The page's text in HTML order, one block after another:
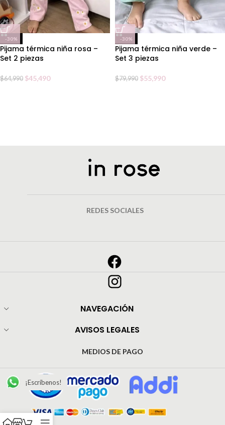
-30%
Pijama térmica niña rosa –
Set 2 piezas
$64,990 $45,490
-30%
Pijama térmica niña verde –
Set 3 piezas
$79,990 $55,990
REDES SOCIALES
NAVEGACIÓN
AVISOS LEGALES
MEDIOS DE PAGO
¡Escríbenos!